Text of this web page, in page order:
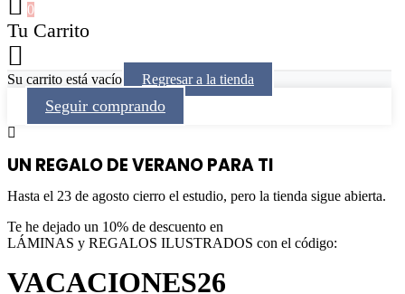
0
Tu Carrito
Su carrito está vacío Regresar a la tienda
Seguir comprando
UN REGALO DE VERANO PARA TI
Hasta el 23 de agosto cierro el estudio, pero la tienda sigue abierta.
Te he dejado un 10% de descuento en
LÁMINAS y REGALOS ILUSTRADOS con el código:
VACACIONES26